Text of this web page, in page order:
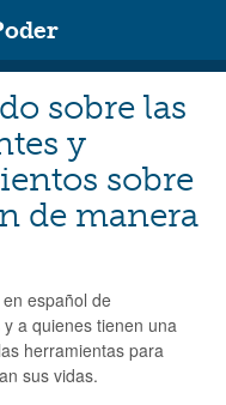
sobre las
y
sobre
de manera
español de
a quienes tienen una
herramientas para
sus vidas.